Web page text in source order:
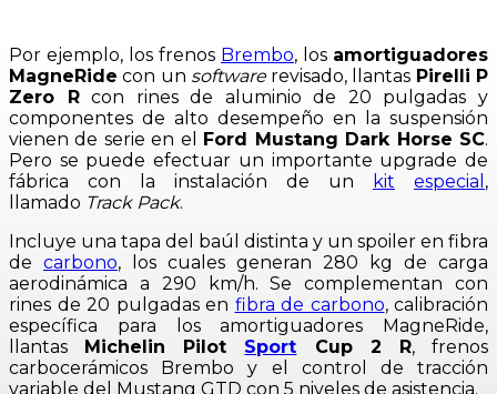
Por ejemplo, los frenos Brembo, los amortiguadores
MagneRide con un softwarerevisado, llantas Pirelli P
Zero Rcon rines de aluminio de 20 pulgadas y
componentes de alto desempeño en la suspensión
vienen de serie en el Ford Mustang Dark Horse SC.
Pero se puede efectuar un importante upgrade de
fábrica con la instalación de un
kit especial ,
llamado Track Pack.
Incluye una tapa del baúl distinta y un spoiler en fibra
de carbono, los cuales generan 280 kg de carga
aerodinámica a 290 km/h. Se complementan con
rines de 20 pulgadas en fibra de carbono, calibración
específica para los amortiguadores MagneRide,
llantas Michelin Pilot Sport Cup 2 R, frenos
carbocerámicos Brembo y el control de tracción
variable del Mustang GTD con 5 niveles de asistencia.